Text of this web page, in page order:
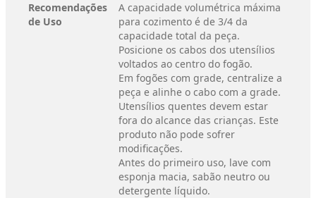
Recomendações
de Uso
A capacidade volumétrica máxima
para cozimento é de 3/4 da
capacidade total da peça.
Posicione os cabos dos utensílios
voltados ao centro do fogão.
Em fogões com grade, centralize a
peça e alinhe o cabo com a grade.
Utensílios quentes devem estar
fora do alcance das crianças. Este
produto não pode sofrer
modificações.
Antes do primeiro uso, lave com
esponja macia, sabão neutro ou
detergente líquido.